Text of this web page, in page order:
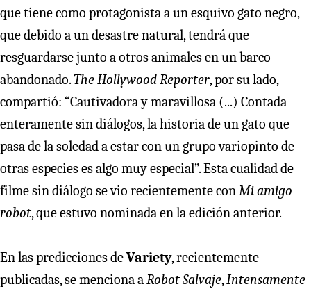
que tiene como protagonista a un esquivo gato negro,
que debido a un desastre natural, tendrá que
resguardarse junto a otros animales en un barco
abandonado.The Hollywood Reporter, por su lado,
compartió: “Cautivadora y maravillosa (...) Contada
enteramente sin diálogos, la historia de un gato que
pasa de la soledad a estar con un grupo variopinto de
otras especies es algo muy especial”. Esta cualidad de
filme sin diálogo se vio recientemente conMi amigo
robot, que estuvo nominada en la edición anterior.
En las predicciones deVariety, recientemente
publicadas, se menciona aRobot Salvaje,Intensamente